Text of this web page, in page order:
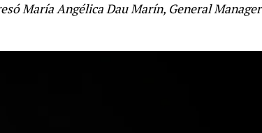
María Angélica Dau Marín, General Manager